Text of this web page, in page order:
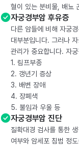
혈이 있는 분비물, 배뇨
자궁경부암 후유증
다른 암들에 비해 자궁
대부분입니다. 그러나
관리가 중요합니다. 자
1. 림프부종
2. 갱년기 증상
3. 배변 장애
4. 장폐색
5. 불임과 우울 등
자궁경부암 진단
질확대경 검사를 통한
여부와 암세포 침범 정